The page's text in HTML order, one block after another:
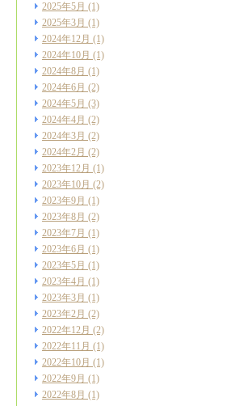
2025年5月 (1)
2025年3月 (1)
2024年12月 (1)
2024年10月 (1)
2024年8月 (1)
2024年6月 (2)
2024年5月 (3)
2024年4月 (2)
2024年3月 (2)
2024年2月 (2)
2023年12月 (1)
2023年10月 (2)
2023年9月 (1)
2023年8月 (2)
2023年7月 (1)
2023年6月 (1)
2023年5月 (1)
2023年4月 (1)
2023年3月 (1)
2023年2月 (2)
2022年12月 (2)
2022年11月 (1)
2022年10月 (1)
2022年9月 (1)
2022年8月 (1)